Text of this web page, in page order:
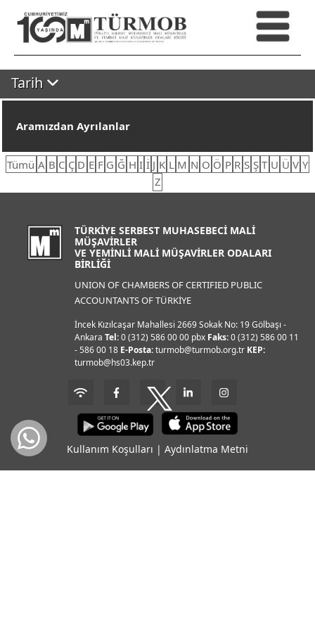
Tarih
Aramızdan Ayrılanlar
Tümü A B C Ç D E F G Ğ H I İ J K L M N O Ö P R S Ş T U Ü V Y
Z
TÜRKİYE SERBEST MUHASEBECİ MALİ
MÜŞAVİRLER
VE YEMİNLİ MALİ MÜŞAVİRLER ODALARI
BİRLİĞİ
UNION OF CHAMBERS OF CERTIFIED PUBLIC
ACCOUNTANTS OF TÜRKİYE
İncek Kızılcaşar Mahallesi 2669 Sokak No: 19 Gölbaşı -
AnkaraTel:0 (312) 586 00 00 pbx Faks:0 (312) 586 00 11
- 586 00 18 E-Posta:turmob@turmob.org.tr KEP:
turmob@hs03.kep.tr
Kullanım Koşulları | Aydınlatma Metni